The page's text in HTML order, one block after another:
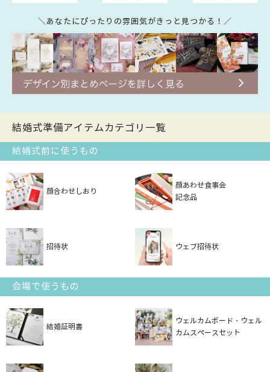
＼あなたにぴったりの雰囲気がきっと見つかる！／
結婚式準備アイテムカテゴリ一覧
結婚式前に使うもの
顔合わせしおり
顔あわせ食事会
記念品
招待状 ウェブ招待状
会場で使うもの
結婚証明書
ウェルカムボード・ウェル
カムスペースセット